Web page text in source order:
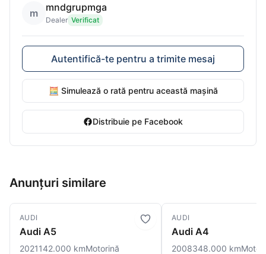
m mndgrupmga
Dealer Verificat
Autentifică-te pentru a trimite mesaj
🧮 Simulează o rată pentru această mașină
Distribuie pe Facebook
Anunțuri similare
AUDI
Audi A5
2021142.000 kmMotorină
AUDI
Audi A4
2008348.000 km